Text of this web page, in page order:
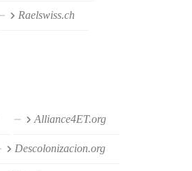
Raelswiss.ch
Alliance4ET.org
Descolonizacion.org